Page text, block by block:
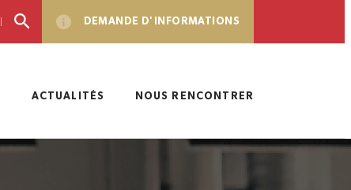
DEMANDE D'INFORMATIONS
ACTUALITÉS NOUS RENCONTRER